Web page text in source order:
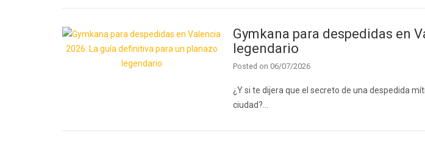
Gymkana para despedidas en
legendario
Posted on 06/07/2026
¿Y si te dijera que el secreto de una despedida
ciudad?…